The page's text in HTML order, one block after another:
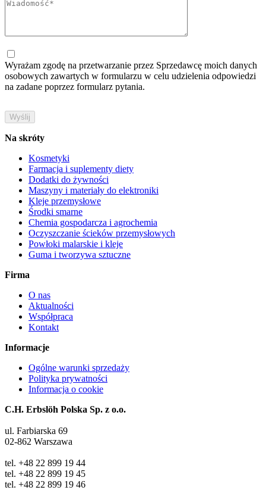
Wyrażam zgodę na przetwarzanie przez Sprzedawcę moich danych
osobowych zawartych w formularzu w celu udzielenia odpowiedzi
na zadane poprzez formularz pytania.
Na skróty
Kosmetyki
Farmacja i suplementy diety
Dodatki do żywności
Maszyny i materiały do elektroniki
Kleje przemysłowe
Środki smarne
Chemia gospodarcza i agrochemia
Oczyszczanie ścieków przemysłowych
Powłoki malarskie i kleje
Guma i tworzywa sztuczne
Firma
O nas
Aktualności
Współpraca
Kontakt
Informacje
Ogólne warunki sprzedaży
Polityka prywatności
Informacja o cookie
C.H. Erbslöh Polska Sp. z o.o.
ul. Farbiarska 69
02-862 Warszawa
tel. +48 22 899 19 44
tel. +48 22 899 19 45
tel. +48 22 899 19 46